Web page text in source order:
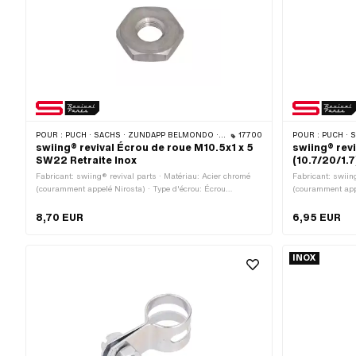
POUR : PUCH · SACHS · ZÜNDAPP BELMONDO · CILO 17700
swiing® revival Écrou de roue M10.5x1 x 5
SW22 Retraite Inox
Fabricant: swiing® revival parts · Matériau: Acier chromé
(couramment appelé Nirosta) · Type d'écrou: Écrou
Entraînement: Six pans extérieurs · Diamètre nominal
8,70 EUR
POUR : PUCH ·
swiing®
(10.7/20/
Fabricant:
(couramment
(filetage): 10
6,95 EUR
INOX